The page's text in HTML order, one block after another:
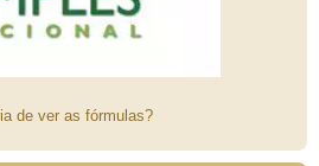
de ver as fórmulas?